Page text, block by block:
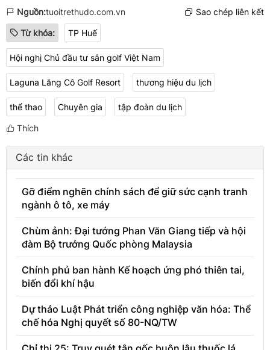
Nguồn:tuoitrethudo.com.vn Sao chép liên kết
Từ khóa: TP Huế
Hội nghị Chủ đầu tư sân golf Việt Nam
Laguna Lăng Cô Golf Resort thương hiệu du lịch
thể thao Chuyên gia tập đoàn du lịch
Thích
Các tin khác
Gỡ điểm nghẽn chính sách để giữ sức cạnh tranh
ngành ô tô, xe máy
Chùm ảnh: Đại tướng Phan Văn Giang tiếp và hội
đàm Bộ trưởng Quốc phòng Malaysia
Chính phủ ban hành Kế hoạch ứng phó thiên tai,
biến đổi khí hậu
Dự thảo Luật Phát triển công nghiệp văn hóa: Thể
chế hóa Nghị quyết số 80-NQ/TW